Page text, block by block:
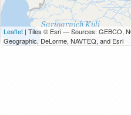
Leaflet | Tiles © Esri — Sources: GEBCO,
Geographic, DeLorme, NAVTEQ, and Esri